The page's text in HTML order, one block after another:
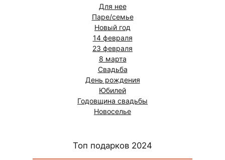
Для нее
Паре/семье
Новый год
14 февраля
23 февраля
8 марта
Свадьба
День рождения
Юбилей
Годовщина свадьбы
Новоселье
Топ подарков 2024